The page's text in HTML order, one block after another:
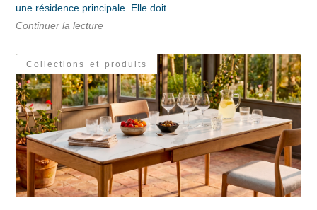
une résidence principale. Elle doit
Continuer la lecture
Collections et produits